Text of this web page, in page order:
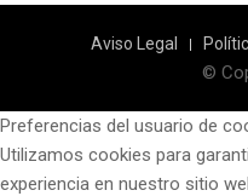
Aviso Legal
©
Preferencias del usuario de
Utilizamos cookies para
experiencia en nuestro sitio